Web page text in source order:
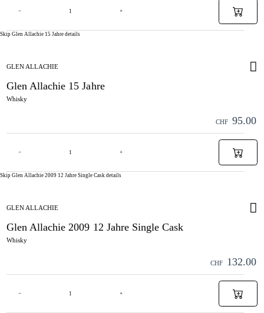
− +
Skip Glen Allachie 15 Jahre details
GLEN ALLACHIE
Glen Allachie 15 Jahre
Whisky
CHF 95.00
− +
Skip Glen Allachie 2009 12 Jahre Single Cask details
GLEN ALLACHIE
Glen Allachie 2009 12 Jahre Single Cask
Whisky
CHF 132.00
− +